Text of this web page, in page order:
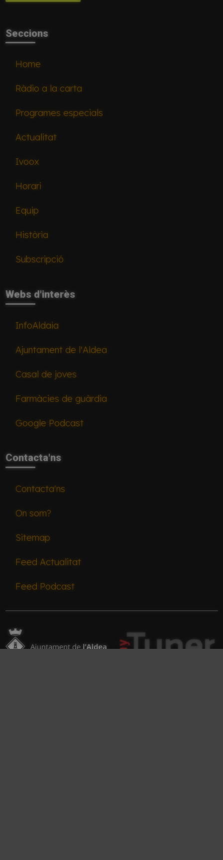
Seccions
Home
Ràdio a la carta
Programes especials
Actualitat
Ivoox
Horari
Equip
Història
Subscripció
Webs d'interès
InfoAldaia
Ajuntament de l'Aldea
Casal de joves
Farmàcies de guàrdia
Google Podcast
Contacta'ns
Contacta'ns
On som?
Sitemap
Feed Actualitat
Feed Podcast